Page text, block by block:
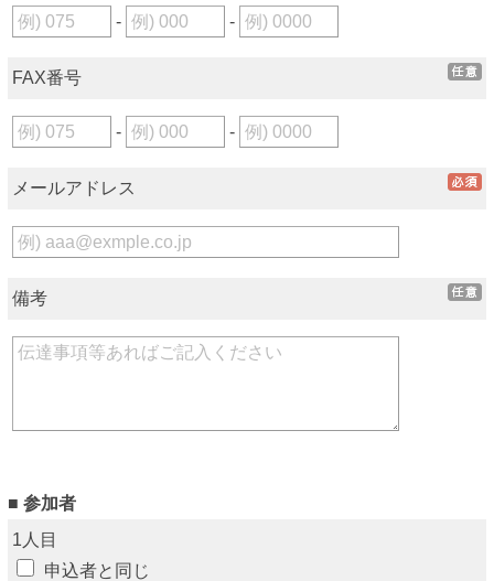
- -
FAX番号
- -
メールアドレス
備考
■ 参加者
1人目
申込者と同じ